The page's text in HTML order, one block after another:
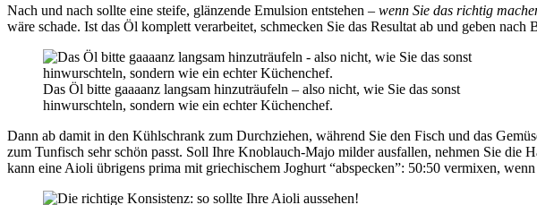
Nach und nach sollte eine steife, glänzende Emulsion entstehen – wenn Sie das richtig
wäre schade. Ist das Öl komplett verarbeitet, schmecken Sie das Resultat ab und geben
Das Öl bitte gaaaanz langsam hinzuträufeln – also nicht, wie Sie das sonst
hinwurschteln, sondern wie ein echter Küchenchef.
Dann ab damit in den Kühlschrank zum Durchziehen, während Sie den Fisch und das
zum Tunfisch sehr schön passt. Soll Ihre Knoblauch-Majo milder ausfallen, nehmen Sie
kann eine Aioli übrigens prima mit griechischem Joghurt “abspecken”: 50:50 vermixen,